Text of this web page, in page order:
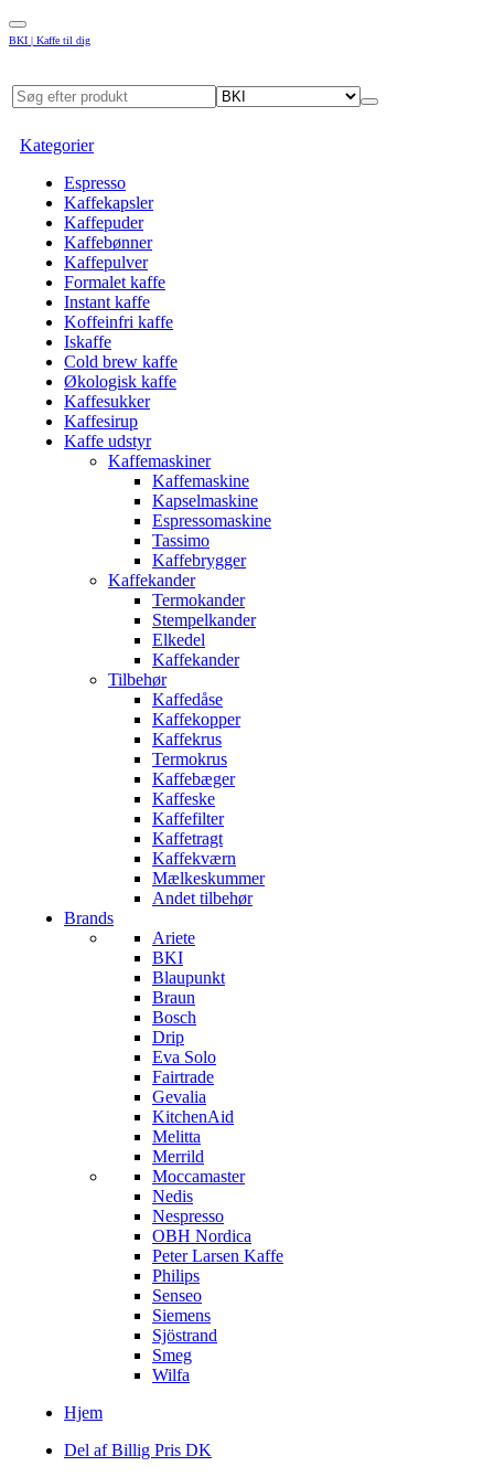
BKI | Kaffe til dig
Kategorier
Espresso
Kaffekapsler
Kaffepuder
Kaffebønner
Kaffepulver
Formalet kaffe
Instant kaffe
Koffeinfri kaffe
Iskaffe
Cold brew kaffe
Økologisk kaffe
Kaffesukker
Kaffesirup
Kaffe udstyr
Kaffemaskiner
Kaffemaskine
Kapselmaskine
Espressomaskine
Tassimo
Kaffebrygger
Kaffekander
Termokander
Stempelkander
Elkedel
Kaffekander
Tilbehør
Kaffedåse
Kaffekopper
Kaffekrus
Termokrus
Kaffebæger
Kaffeske
Kaffefilter
Kaffetragt
Kaffekværn
Mælkeskummer
Andet tilbehør
Brands
Ariete
BKI
Blaupunkt
Braun
Bosch
Drip
Eva Solo
Fairtrade
Gevalia
KitchenAid
Melitta
Merrild
Moccamaster
Nedis
Nespresso
OBH Nordica
Peter Larsen Kaffe
Philips
Senseo
Siemens
Sjöstrand
Smeg
Wilfa
Hjem
Del af Billig Pris DK